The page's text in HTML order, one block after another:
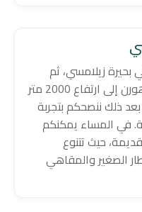
بحيرة زيلامسي، ثم
نصعد بتلفريك شميتسين هورن إلى ارتفاع 2000 متر
ذلك ننصحكم بتجربة
في المساء يمكنكم
حيث تتنوع
الصغير والمقاهي